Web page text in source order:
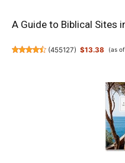
A Guide to Biblical Sites
(455127) $13.38 (as